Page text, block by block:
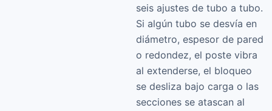
seis ajustes de tubo a tubo.
Si algún tubo se desvía en
diámetro, espesor de pared
o redondez, el poste vibra
al extenderse, el bloqueo
se desliza bajo carga o las
secciones se atascan al